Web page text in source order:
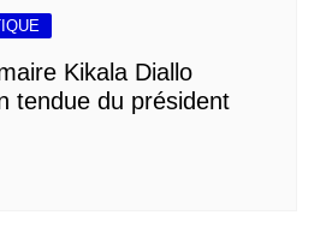
Kikala Diallo
tendue du président